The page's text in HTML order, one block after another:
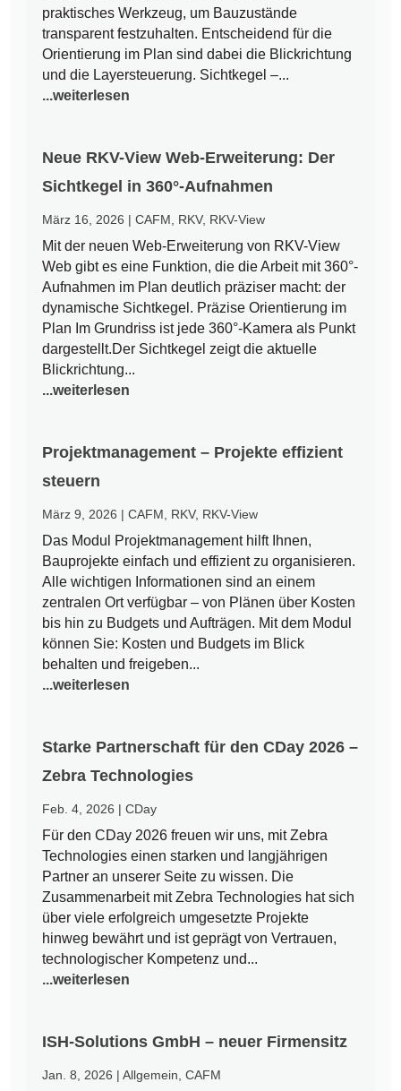
praktisches Werkzeug, um Bauzustände
transparent festzuhalten. Entscheidend für die
Orientierung im Plan sind dabei die Blickrichtung
und die Layersteuerung. Sichtkegel –...
...weiterlesen
Neue RKV-View Web-Erweiterung: Der
Sichtkegel in 360°-Aufnahmen
März 16, 2026 |CAFM RKV, RKV-View
Mit der neuen Web-Erweiterung von RKV-View
Web gibt es eine Funktion, die die Arbeit mit 360°-
Aufnahmen im Plan deutlich präziser macht: der
dynamische Sichtkegel. Präzise Orientierung im
Plan Im Grundriss ist jede 360°-Kamera als Punkt
dargestellt.Der Sichtkegel zeigt die aktuelle
Blickrichtung...
...weiterlesen
Projektmanagement – Projekte effizient
steuern
März 9, 2026 |CAFM RKV, RKV-View
Das Modul Projektmanagement hilft Ihnen,
Bauprojekte einfach und effizient zu organisieren.
Alle wichtigen Informationen sind an einem
zentralen Ort verfügbar – von Plänen über Kosten
bis hin zu Budgets und Aufträgen. Mit dem Modul
können Sie: Kosten und Budgets im Blick
behalten und freigeben...
...weiterlesen
Starke Partnerschaft für den CDay 2026 –
Zebra Technologies
Feb. 4, 2026 |CDay
Für den CDay 2026 freuen wir uns, mit Zebra
Technologies einen starken und langjährigen
Partner an unserer Seite zu wissen. Die
Zusammenarbeit mit Zebra Technologies hat sich
über viele erfolgreich umgesetzte Projekte
hinweg bewährt und ist geprägt von Vertrauen,
technologischer Kompetenz und...
...weiterlesen
ISH-Solutions GmbH – neuer Firmensitz
Jan. 8, 2026 |Allgemein ,CAFM